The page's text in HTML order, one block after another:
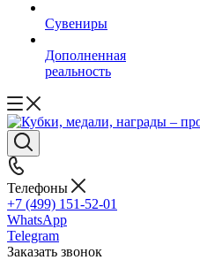
Сувениры
Дополненная
реальность
Телефоны
+7 (499) 151-52-01
WhatsApp
Telegram
Заказать звонок